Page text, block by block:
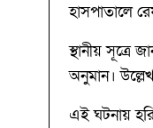
হাসপাতালে
স্থানীয় সূত্রে
অনুমান।
এই ঘটনায়